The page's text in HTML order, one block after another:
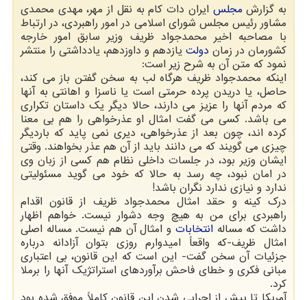
به گزارش مجلس ایران دات کام به نقل از مهر، مهدی محمدی
مشاور رئیس مجلس شورای اسلامی در امور راهبردی، در ارتباط
با مصاحبه اخیر محمدجواد ظریف وزیر سابق امور خارجه
کشورمان در زمان دولت یازدهم و داوزدهم، یادداشتی را منتشر
نمود که متن آن به شرح زیر است:
اینکه محمدجواد ظریف هرگاه لب به سخن گفتن باز می کند،
حاصل، یا دریدن پرده حرمتی است یا ناسزا و اهانتی به آنها
که مردم آنها را عزیز می دارند، حالا دیگر یک داستان تکراری
می باشد. کسی می گفت امثال او عذرخواهی را هم بی معنا
کرده اند، چون بعد از عذرخواهی، دیری نمی پاید که باردیگر
چیزی می گویند که می دانند باید از آن هم عذر بخواهند. وقتی
ایشان وزیر بود، در جلسات داخلی نظام هم کسی از زبان وی
در امان نبود، چه رسد به حالا که خود می گوید مسئولیتی
ندارد و نیازی ندارد نگران باشد!
درک کینه و حقد امثال محمدجواد ظریف از قانون اقدام
راهبردی برای من به هیچ وجه دشوار نیست. خواهم اظهار
داشت که مساله انتخابات و امثال آن هم نیست. مساله اصلی
امثال ظریف-که واقعاً امیدوارم روزی بتوان آزادانه درباره
جزئیات آن سخن گفت- این است که این قانون، بی اعتباری
مبانی فکری و خطای فاحش برآوردهای استراتژیک آنها را برملا
کرد.